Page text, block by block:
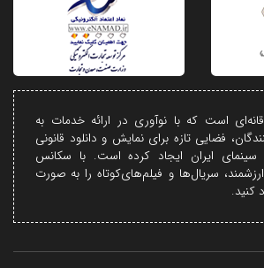
است که با نوآوری در ارائه خدمات به
فضایی تازه برای نمایش و دانلود قانونی
سینمای ایران ایجاد کرده است. با سکانس
سریال‌ها و فیلم‌های‌کوتاه را به صورت
کنید.